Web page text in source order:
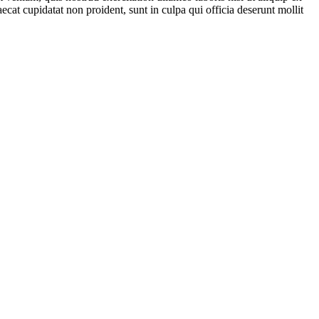
cupidatat non proident, sunt in culpa qui officia deserunt mollit